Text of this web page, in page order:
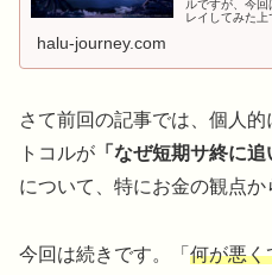
ルですが、今
レイしてみた上
halu-journey.com
さて前回の記事では、個人
トコルが 「なぜ短期サ終に追
について、特にお金の観点か
今回は続きです。「 何が悪く